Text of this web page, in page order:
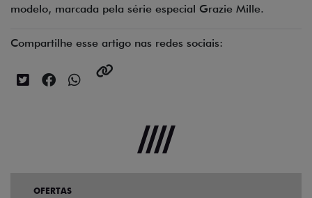
modelo, marcada pela série especial Grazie Mille.
Compartilhe esse artigo nas redes sociais:
OFERTAS